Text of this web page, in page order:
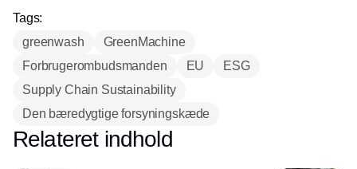
Tags:
greenwash
GreenMachine
Forbrugerombudsmanden
EU
ESG
Supply Chain Sustainability
Den bæredygtige forsyningskæde
Annonce
Relateret indhold